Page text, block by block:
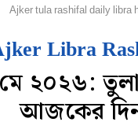
Ajker tula rashifal daily libra
Libra
২০২৬:
আজকের